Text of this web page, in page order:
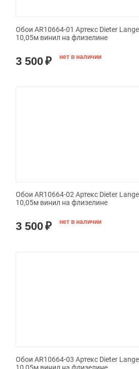
Обои AR10664-01 Артекс Dieter
10,05м винил на флизелине
3 500₽ нет в наличии
Обои AR10664-02 Артекс Dieter
10,05м винил на флизелине
3 500₽ нет в наличии
Обои AR10664-03 Артекс Dieter